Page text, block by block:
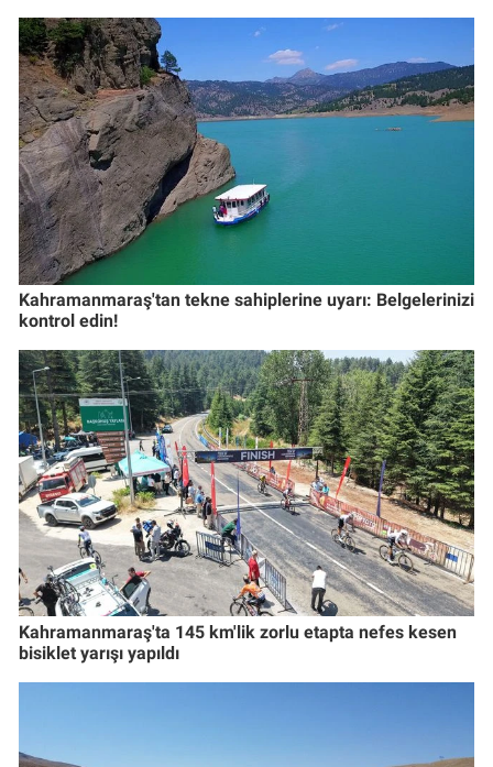
Kahramanmaraş'tan tekne sahiplerine uyarı: Belgelerinizi
kontrol edin!
Kahramanmaraş'ta 145 km'lik zorlu etapta nefes kesen
bisiklet yarışı yapıldı